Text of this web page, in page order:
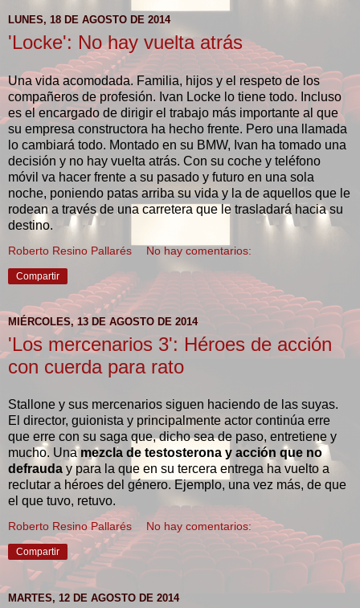
LUNES, 18 DE AGOSTO DE 2014
'Locke': No hay vuelta atrás
Una vida acomodada. Familia, hijos y el respeto de los
compañeros de profesión. Ivan Locke lo tiene todo. Incluso
es el encargado de dirigir el trabajo más importante al que
su empresa constructora ha hecho frente. Pero una llamada
lo cambiará todo. Montado en su BMW, Ivan ha tomado una
decisión y no hay vuelta atrás. Con su coche y teléfono
móvil va hacer frente a su pasado y futuro en una sola
noche, poniendo patas arriba su vida y la de aquellos que le
rodean a través de una carretera que le trasladará hacia su
destino.
Roberto Resino Pallarés No hay comentarios:
Compartir
MIÉRCOLES, 13 DE AGOSTO DE 2014
'Los mercenarios 3': Héroes de acción
con cuerda para rato
Stallone y sus mercenarios siguen haciendo de las suyas.
El director, guionista y principalmente actor continúa erre
que erre con su saga que, dicho sea de paso, entretiene y
mucho. Unamezcla de testosterona y acción que no
defrauda y para la que en su tercera entrega ha vuelto a
reclutar a héroes del género. Ejemplo, una vez más, de que
el que tuvo, retuvo.
Roberto Resino Pallarés No hay comentarios:
Compartir
MARTES, 12 DE AGOSTO DE 2014